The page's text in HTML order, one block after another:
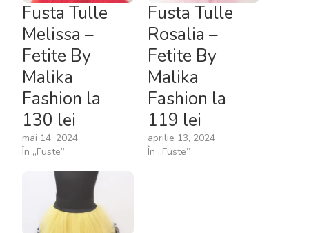
Fusta Tulle
Melissa –
Fetite By
Malika
Fashion la
130 lei
mai 14, 2024
În „Fuste”
Fusta Tulle
Rosalia –
Fetite By
Malika
Fashion la
119 lei
aprilie 13, 2024
În „Fuste”